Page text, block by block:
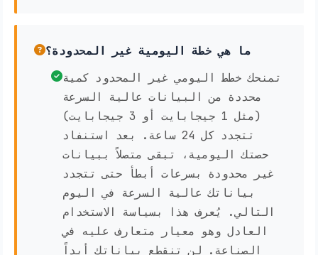
ما هي خطة اليومية غير المحدودة؟
تمنحك خطط اليومي غير المحدود كمية
محددة من البيانات عالية السرعة
(مثل 1 جيجابايت أو 3 جيجابايت)
تتجدد كل 24 ساعة. بعد استنفاد
حصتك اليومية، تبقى متصلاً ببيانات
غير محدودة بسرعات أبطأ حتى تتجدد
بياناتك عالية السرعة في اليوم
التالي. يُعرف هذا بسياسة الاستخدام
العادل وهو معيار متعارف عليه في
الصناعة. لن تنقطع بياناتك أبداً